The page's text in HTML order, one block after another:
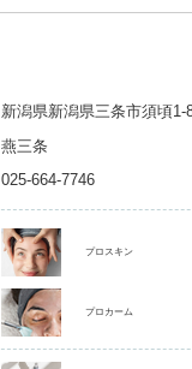
新潟県新潟県三条市須頃
燕三条
025-664-7746
プロスキン
プロカーム